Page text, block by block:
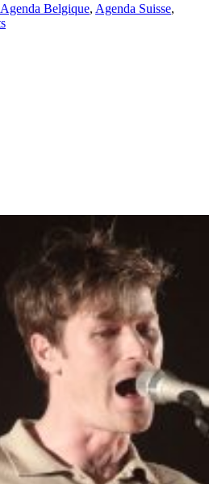
Agenda Belgique, Agenda Suisse,